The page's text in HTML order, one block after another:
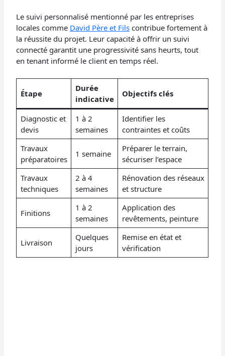
Le suivi personnalisé mentionné par les entreprises
locales comme David Père et Fils contribue fortement à
la réussite du projet. Leur capacité à offrir un suivi
connecté garantit une progressivité sans heurts, tout
en tenant informé le client en temps réel.
Étape
Durée
indicative
Objectifs clés
Diagnostic et
devis
1 à 2
semaines
Identifier les
contraintes et coûts
Travaux
préparatoires
1 semaine
Préparer le terrain,
sécuriser l’espace
Travaux
techniques
2 à 4
semaines
Rénovation des réseaux
et structure
Finitions
1 à 2
semaines
Application des
revêtements, peinture
Livraison
Quelques
jours
Remise en état et
vérification